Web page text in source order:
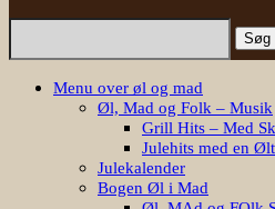
Søg
Menu over øl og mad
Øl, Mad og Folk – Musik
Grill Hits – Med
Julehits med en
Julekalender
Bogen Øl i Mad